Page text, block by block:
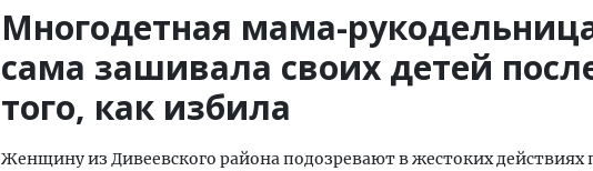
Многодетная мама-
сама зашивала своих детей
того, как избила
Женщину из Дивеевского района подозревают в жестоких действиях